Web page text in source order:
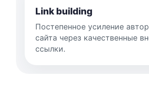
Link building
Постепенное усиление
сайта через качественные
ссылки.